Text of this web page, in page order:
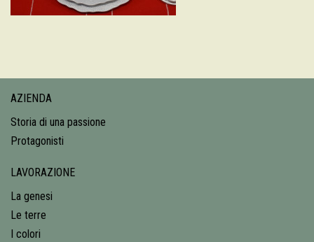
AZIENDA
Storia di una passione
Protagonisti
LAVORAZIONE
La genesi
Le terre
I colori